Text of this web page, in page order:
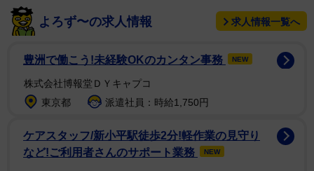
よろず〜の求人情報 求人情報一覧へ
豊洲で働こう!未経験OKのカンタン事務 NEW
株式会社博報堂ＤＹキャプコ
東京都
派遣社員：時給1,750円
ケアスタッフ/新小平駅徒歩2分!軽作業の見守り
など!ご利用者さんのサポート業務
NEW